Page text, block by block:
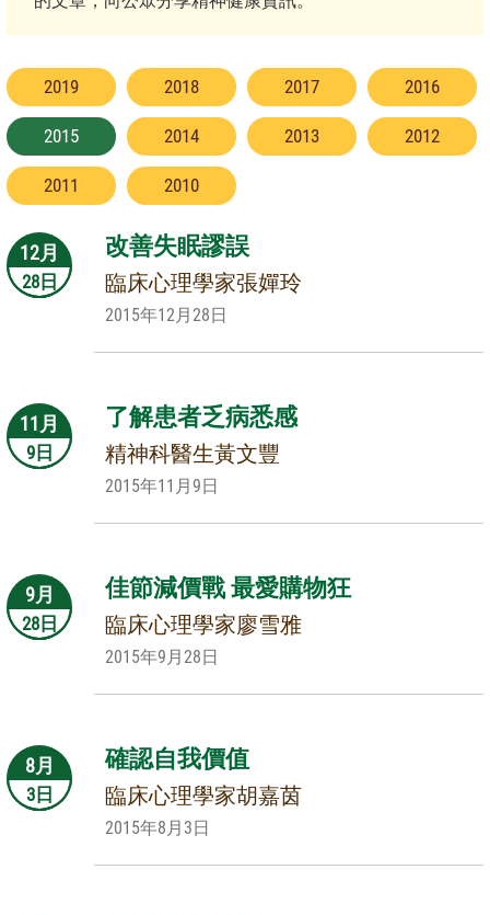
2019 2018 2017 2016
2015 2014 2013 2012
2011 2010
12月
28日
改善失眠謬誤
臨床心理學家張嬋玲
2015年12月28日
11月
9日
了解患者乏病悉感
精神科醫生黃文豐
2015年11月9日
9月
28日
佳節減價戰 最愛購物狂
臨床心理學家廖雪雅
2015年9月28日
8月
3日
確認自我價值
臨床心理學家胡嘉茵
2015年8月3日